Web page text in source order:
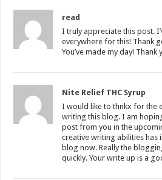
read
I truly appreciate this post.
everywhere for this! Thank
You’ve made my day! Thank
Nite Relief THC Syrup
I would like to thnkx for the
writing this blog. I am
post from you in the
creative writing abilities has
blog now. Really the
quickly. Your write up is a